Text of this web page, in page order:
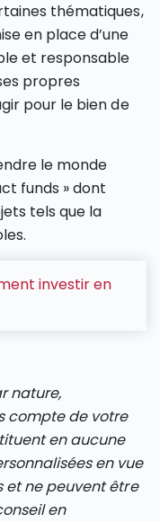
thématiques,
en place d’une
et responsable
propres
pour le bien de
le monde
funds » dont
tels que la
investir en
nature,
compte de votre
en aucune
en vue
ne peuvent être
en